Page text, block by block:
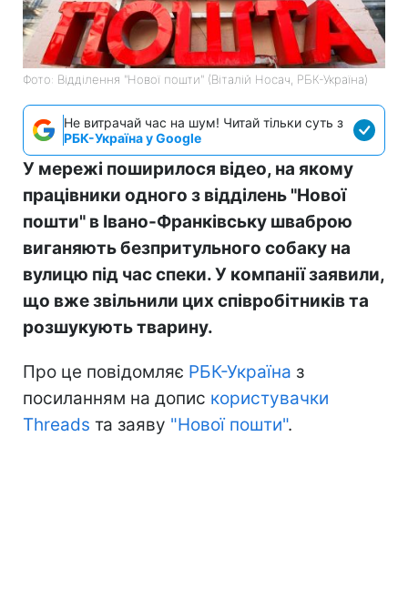
Фото: Відділення "Нової пошти" (Віталій Носач, РБК-Україна)
Не витрачай час на шум! Читай тільки суть з
РБК-Україна у Google
У мережі поширилося відео, на якому
працівники одного з відділень "Нової
пошти" в Івано-Франківську шваброю
виганяють безпритульного собаку на
вулицю під час спеки. У компанії заявили,
що вже звільнили цих співробітників та
розшукують тварину.
Про це повідомляє РБК-Україна з
посиланням на допис користувачки
Threads та заяву "Нової пошти".